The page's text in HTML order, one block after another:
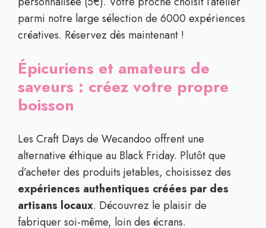
parmi notre large sélection de 6000 expériences
créatives. Réservez dès maintenant !
Épicuriens et amateurs de
saveurs : créez votre propre
boisson
Les Craft Days de Wecandoo offrent une
alternative éthique au Black Friday. Plutôt que
d’acheter des produits jetables, choisissez des
expériences authentiques créées par des
artisans locaux. Découvrez le plaisir de
fabriquer soi-même, loin des écrans.